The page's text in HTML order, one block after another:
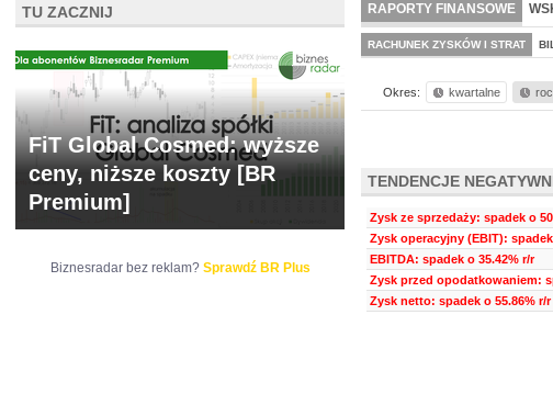
RAPORTY FINANSOWE
RACHUNEK ZYSKÓW I STRAT
Okres: kwartalne
TENDENCJE
Zysk ze sprzedaży: spadek o
Zysk operacyjny (EBIT):
EBITDA: spadek o 35.42% r/r
Zysk przed opodatkowaniem:
Zysk netto: spadek o 55.86% r/r
TU ZACZNIJ
FiT Global Cosmed: wyższe
ceny, niższe koszty [BR
Premium]
Biznesradar bez reklam? Sprawdź BR Plus